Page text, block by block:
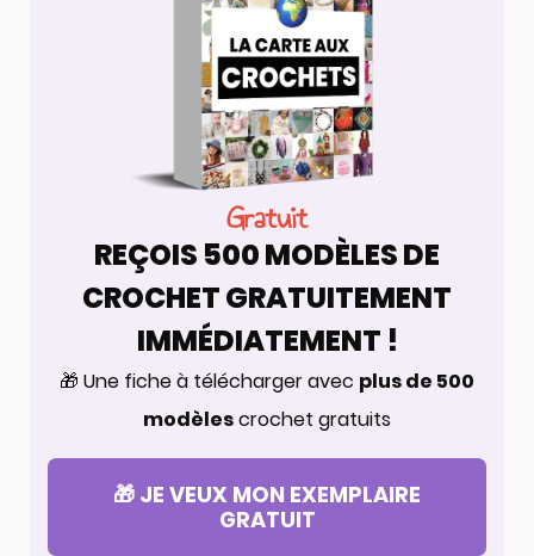
Gratuit
REÇOIS 500 MODÈLES DE
CROCHET GRATUITEMENT
IMMÉDIATEMENT !
🎁 Une fiche à télécharger avec plus de 500
modèlescrochet gratuits
🎁 JE VEUX MON EXEMPLAIRE
GRATUIT